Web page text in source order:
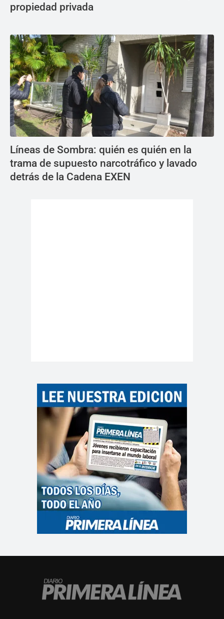
propiedad privada
Líneas de Sombra: quién es quién en la
trama de supuesto narcotráfico y lavado
detrás de la Cadena EXEN